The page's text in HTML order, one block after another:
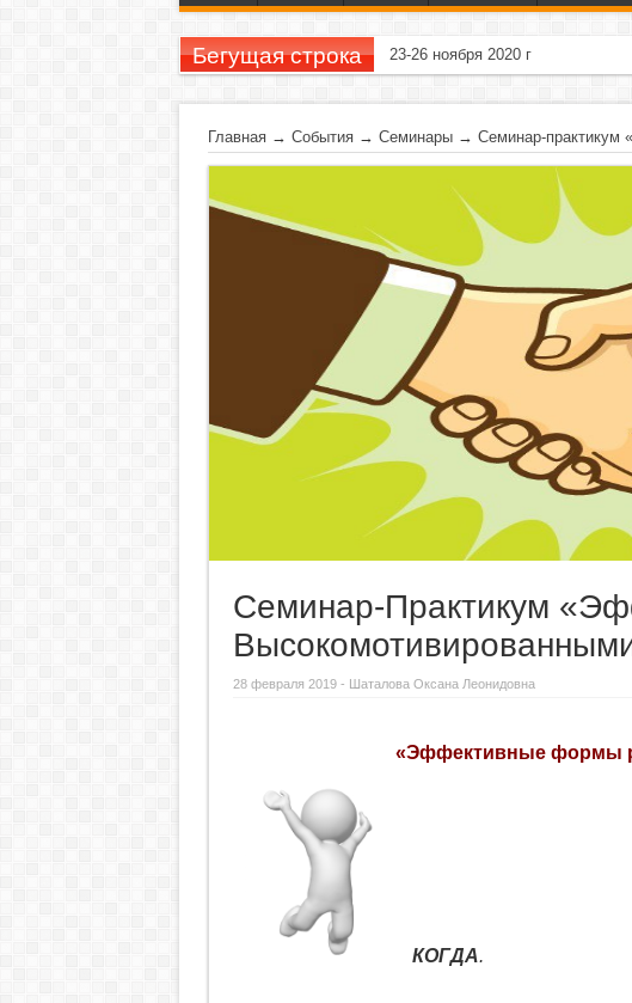
Бегущая строка 23-26 ноября 2020 г
Главная→ События→ Семинары→ Семинар-практикум
Семинар-Практикум
28 февраля 2019 - Шаталова Оксана Леонидовна
«Эффективные формы
КОГДА.